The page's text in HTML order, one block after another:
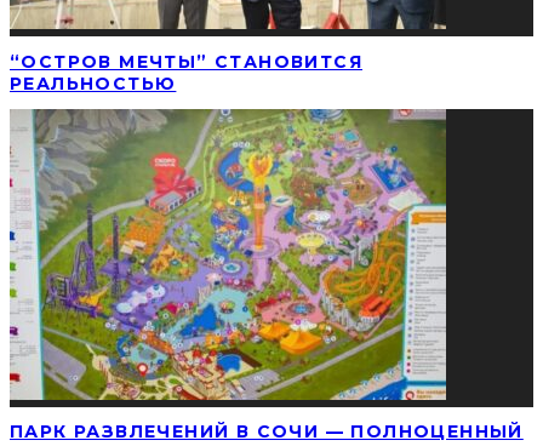
“ОСТРОВ МЕЧТЫ” СТАНОВИТСЯ
РЕАЛЬНОСТЬЮ
ПАРК РАЗВЛЕЧЕНИЙ В СОЧИ — ПОЛНОЦЕННЫЙ